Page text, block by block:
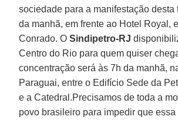
sociedade para a manifestação desta
da manhã, em frente ao Hotel Royal,
Conrado. OSindipetro-RJ
Centro do Rio para quem quiser
concentração será às 7h da manhã,
Paraguai, entre o Edifício Sede da
e a Catedral.Precisamos de toda a
povo brasileiro para impedir que